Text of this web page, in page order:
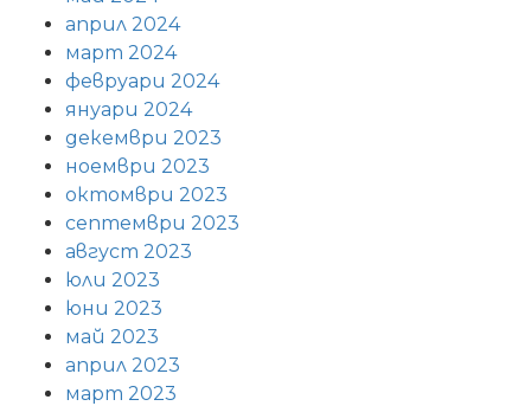
април 2024
март 2024
февруари 2024
януари 2024
декември 2023
ноември 2023
октомври 2023
септември 2023
август 2023
юли 2023
юни 2023
май 2023
април 2023
март 2023